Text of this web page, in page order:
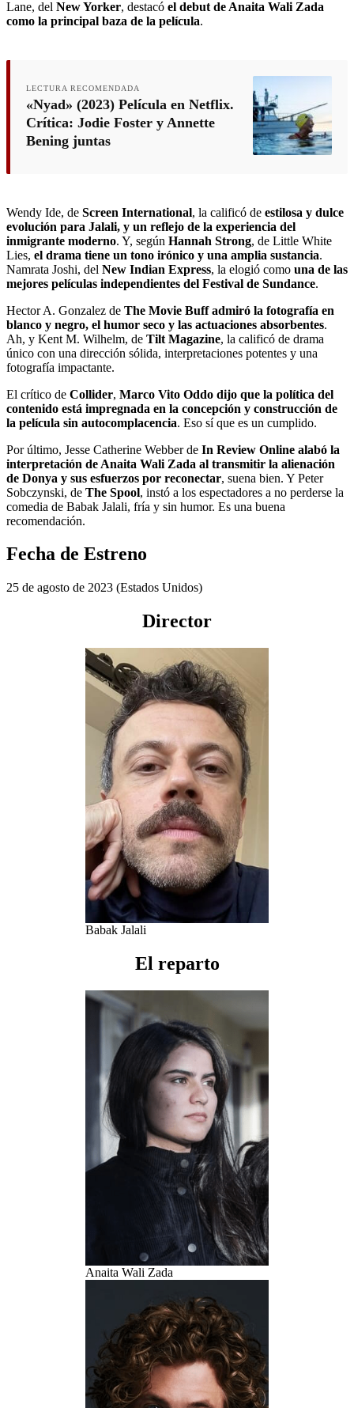
Lane, del New Yorker, destacó el debut de Anaita Wali Zada
como la principal baza de la película.
LECTURA RECOMENDADA
«Nyad» (2023) Película en Netflix.
Crítica: Jodie Foster y Annette
Bening juntas
Wendy Ide, de Screen International, la calificó de estilosa y dulce
evolución para Jalali, y un reflejo de la experiencia del
inmigrante moderno. Y, según Hannah Strong, de Little White
Lies, el drama tiene un tono irónico y una amplia sustancia.
Namrata Joshi, del New Indian Express, la elogió como una de las
mejores películas independientes del Festival de Sundance.
Hector A. Gonzalez de The Movie Buff admiró la fotografía en
blanco y negro, el humor seco y las actuaciones absorbentes.
Ah, y Kent M. Wilhelm, de Tilt Magazine, la calificó de drama
único con una dirección sólida, interpretaciones potentes y una
fotografía impactante.
El crítico de Collider, Marco Vito Oddo dijo que la política del
contenido está impregnada en la concepción y construcción de
la película sin autocomplacencia. Eso sí que es un cumplido.
Por último, Jesse Catherine Webber de In Review Online alabó la
interpretación de Anaita Wali Zada al transmitir la alienación
de Donya y sus esfuerzos por reconectar, suena bien. Y Peter
Sobczynski, de The Spool, instó a los espectadores a no perderse la
comedia de Babak Jalali, fría y sin humor. Es una buena
recomendación.
Fecha de Estreno
25 de agosto de 2023 (Estados Unidos)
Director
Babak Jalali
El reparto
Anaita Wali Zada